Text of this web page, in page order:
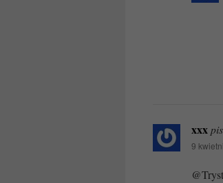
xxx
9